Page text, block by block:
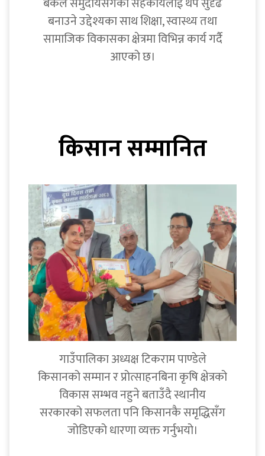
बनाउने उद्देश्यका साथ शिक्षा, स्वास्थ्य तथा
सामाजिक विकासका क्षेत्रमा विभिन्न कार्य गर्दै
आएको छ।
किसान सम्मानित
गाउँपालिका अध्यक्ष टिकराम पाण्डेले
किसानको सम्मान र प्रोत्साहनबिना कृषि क्षेत्रको
विकास सम्भव नहुने बताउँदै स्थानीय
सरकारको सफलता पनि किसानकै समृद्धिसँग
जोडिएको धारणा व्यक्त गर्नुभयो।